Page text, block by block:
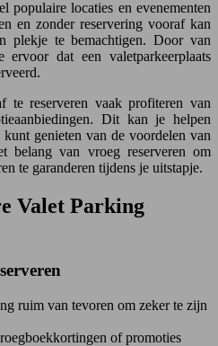
populaire locaties en evenementen
en zonder reservering vooraf kan
plekje te bemachtigen. Door van
dat een valetparkeerplaats
te reserveren vaak profiteren van
Dit kan je helpen
genieten van de voordelen van
belang van vroeg reserveren om
te garanderen tijdens je uitstapje.
Valet Parking
ruim van tevoren om zeker te zijn
of promoties